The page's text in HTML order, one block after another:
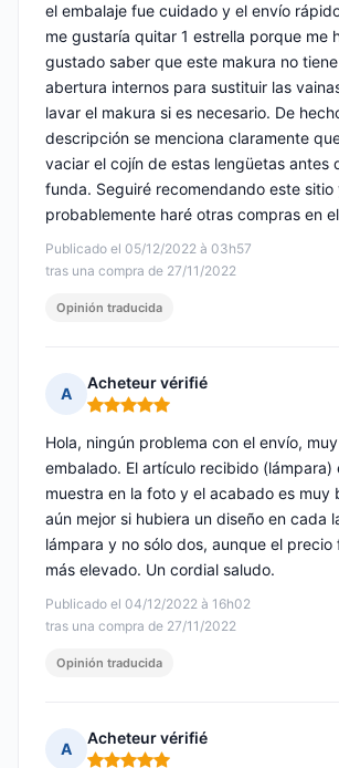
Publicado el 05/12/2022 à 03h57
tras una compra de 27/11/2022
el embalaje fue cuidado y el envío
me gustaría quitar 1 estrella porque me
gustado saber que este makura no
abertura internos para sustituir las
lavar el makura si es necesario. De
descripción se menciona claramente
vaciar el cojín de estas lengüetas antes
funda. Seguiré recomendando este sitio
probablemente haré otras compras en
Opinión traducida
A
Acheteur vérifié
Nota: 5 de 5
Publicado el 04/12/2022 à 16h02
tras una compra de 27/11/2022
Hola, ningún problema con el envío,
embalado. El artículo recibido (lámpara)
muestra en la foto y el acabado es muy
aún mejor si hubiera un diseño en cada
lámpara y no sólo dos, aunque el precio
más elevado. Un cordial saludo.
Opinión traducida
A
Acheteur vérifié